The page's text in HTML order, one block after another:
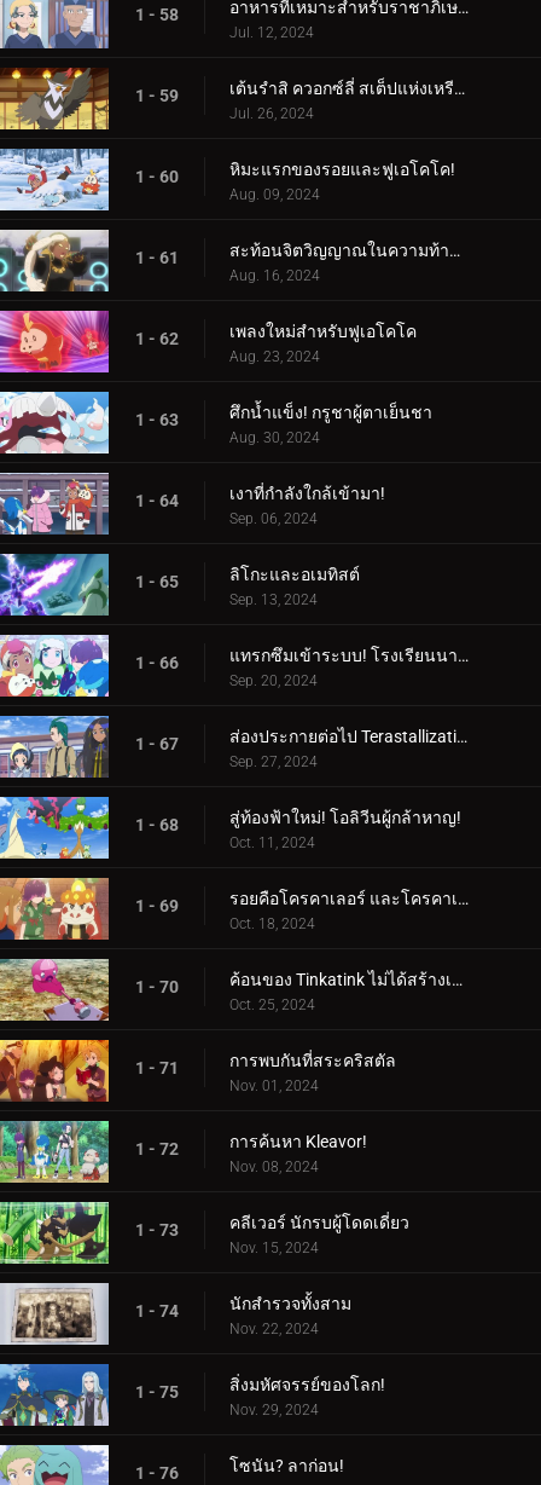
1 - 58 อาหารที่เหมาะสำหรับราชาภิเษก!
Jul. 12, 2024
1 - 59 เต้นรำสิ ควอกซ์ลี่ สเต็ปแห่งเหรียญสีน้ำเงิน!
Jul. 26, 2024
1 - 60 หิมะแรกของรอยและฟูเอโคโค!
Aug. 09, 2024
1 - 61 สะท้อนจิตวิญญาณในความท้าทายแห่งการสัมผัส!
Aug. 16, 2024
1 - 62 เพลงใหม่สำหรับฟูเอโคโค
Aug. 23, 2024
1 - 63 ศึกน้ำแข็ง! กรูชาผู้ตาเย็นชา
Aug. 30, 2024
1 - 64 เงาที่กำลังใกล้เข้ามา!
Sep. 06, 2024
1 - 65 ลิโกะและอเมทิสต์
Sep. 13, 2024
1 - 66 แทรกซึมเข้าระบบ! โรงเรียนนารันจาอยู่ในอันตราย!
Sep. 20, 2024
1 - 67 ส่องประกายต่อไป Terastallization! ลิโก้ ปะทะ รอย!
Sep. 27, 2024
1 - 68 สู่ท้องฟ้าใหม่! โอลิวีนผู้กล้าหาญ!
Oct. 11, 2024
1 - 69 รอยคือโครคาเลอร์ และโครคาเลอร์ก็คือรอย!
Oct. 18, 2024
1 - 70 ค้อนของ Tinkatink ไม่ได้สร้างเสร็จภายในวันเดียว
Oct. 25, 2024
1 - 71 การพบกันที่สระคริสตัล
Nov. 01, 2024
1 - 72 การค้นหา Kleavor!
Nov. 08, 2024
1 - 73 คลีเวอร์ นักรบผู้โดดเดี่ยว
Nov. 15, 2024
1 - 74 นักสำรวจทั้งสาม
Nov. 22, 2024
1 - 75 สิ่งมหัศจรรย์ของโลก!
Nov. 29, 2024
1 - 76 โซนัน? ลาก่อน!